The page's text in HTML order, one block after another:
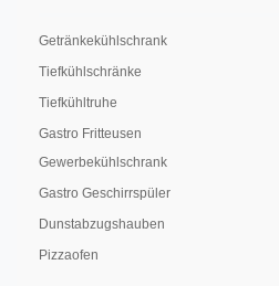
Getränkekühlschrank
Tiefkühlschränke
Tiefkühltruhe
Gastro Fritteusen
Gewerbekühlschrank
Gastro Geschirrspüler
Dunstabzugshauben
Pizzaofen